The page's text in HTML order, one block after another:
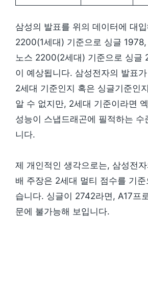
삼성의 발표를 위의 데이터에 대
2200(1세대) 기준으로 싱글
노스 2200(2세대) 기준으로 싱글
이 예상됩니다. 삼성전자의 발표
2세대 기준인지 혹은 싱글기준인
알 수 없지만, 2세대 기준이라면
성능이 스냅드래곤에 필적하는 수
니다.
제 개인적인 생각으로는, 삼성전
배 주장은 2세대 멀티 점수를 기
습니다. 싱글이 2742라면, A17프
문에 불가능해 보입니다.